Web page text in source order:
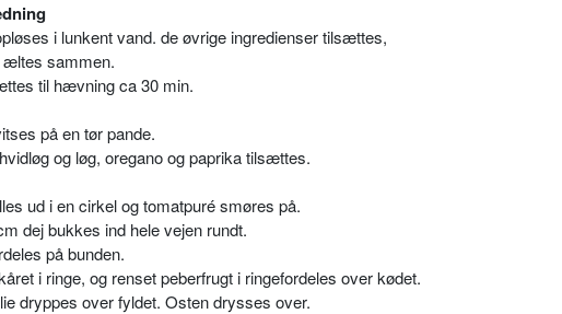
i lunkent vand. de øvrige ingredienser tilsættes,
æltes sammen.
til hævning ca 30 min.
på en tør pande.
og løg, oregano og paprika tilsættes.
ud i en cirkel og tomatpuré smøres på.
dej bukkes ind hele vejen rundt.
på bunden.
i ringe, og renset peberfrugt i ringefordeles over kødet.
dryppes over fyldet. Osten drysses over.